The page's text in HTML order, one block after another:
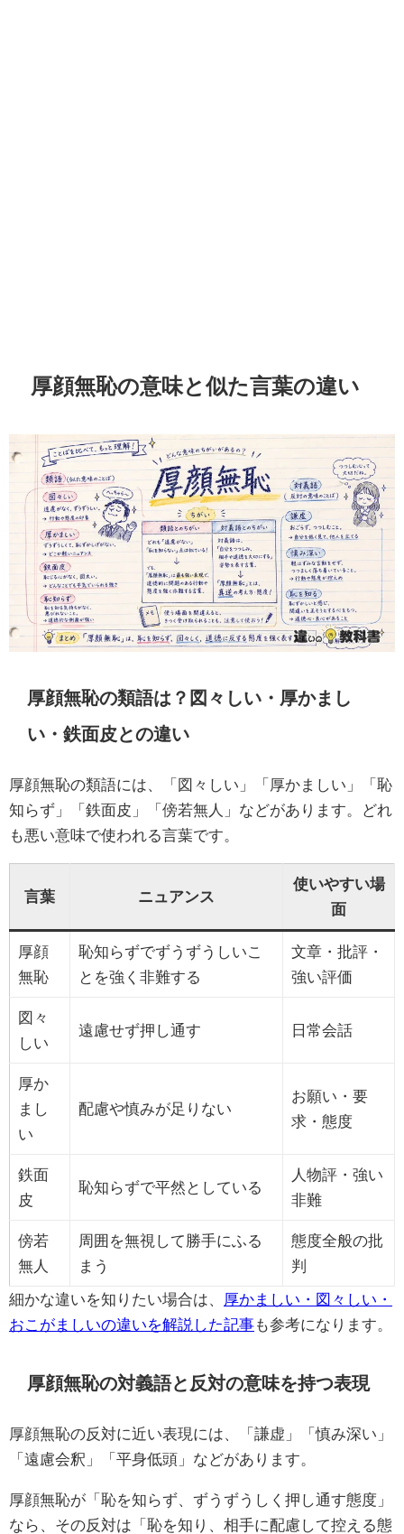
厚顔無恥の意味と似た言葉の違い
厚顔無恥の類語は？図々しい・厚かまし
い・鉄面皮との違い
厚顔無恥の類語には、「図々しい」「厚かましい」「恥
知らず」「鉄面皮」「傍若無人」などがあります。どれ
も悪い意味で使われる言葉です。
言葉 ニュアンス
使いやすい場
面
厚顔
無恥
恥知らずでずうずうしいこ
とを強く非難する
文章・批評・
強い評価
図々
しい
遠慮せず押し通す 日常会話
厚か
まし
い
配慮や慎みが足りない
お願い・要
求・態度
鉄面
皮
恥知らずで平然としている
人物評・強い
非難
傍若
無人
周囲を無視して勝手にふる
まう
態度全般の批
判
細かな違いを知りたい場合は、
厚かましい・図々しい・
おこがましいの違いを解説した記事も参考になります。
厚顔無恥の対義語と反対の意味を持つ表現
厚顔無恥の反対に近い表現には、「謙虚」「慎み深い」
「遠慮会釈」「平身低頭」などがあります。
厚顔無恥が「恥を知らず、ずうずうしく押し通す態度」
なら、その反対は「恥を知り、相手に配慮して控える態